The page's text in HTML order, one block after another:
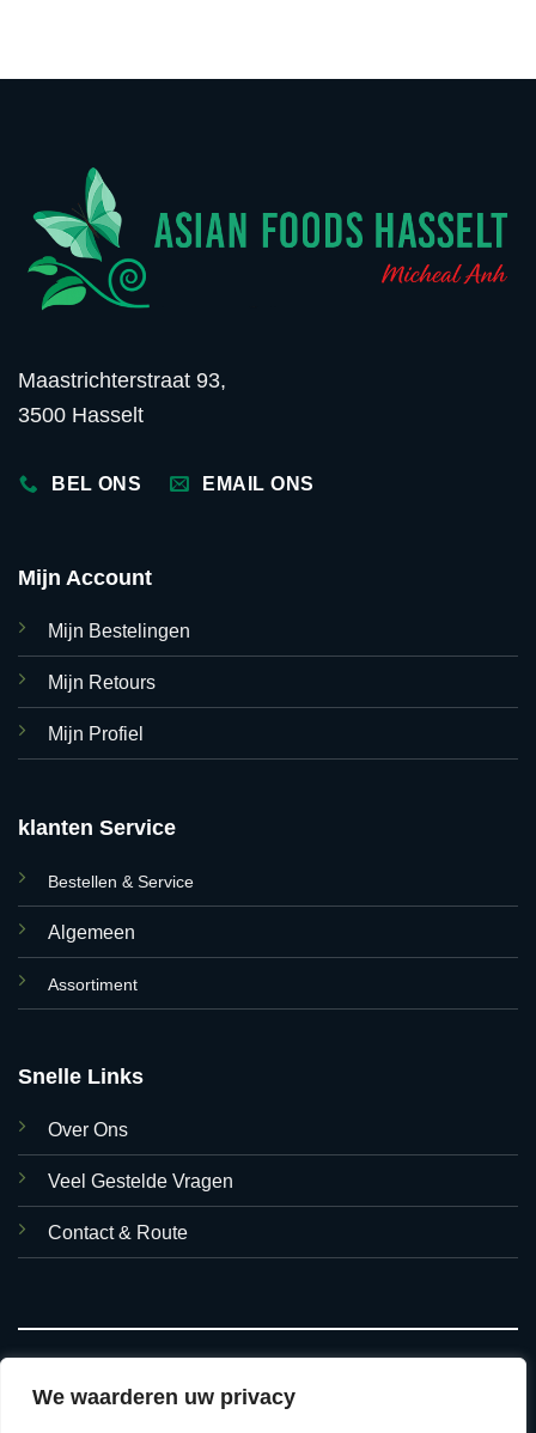
We waarderen uw privacy
Maastrichterstraat 93,
3500 Hasselt
BEL ONS EMAIL ONS
Mijn Account
Mijn Bestelingen
Mijn Retours
Mijn Profiel
klanten Service
Bestellen & Service
Algemeen
Assortiment
Snelle Links
Over Ons
Veel Gestelde Vragen
Contact & Route